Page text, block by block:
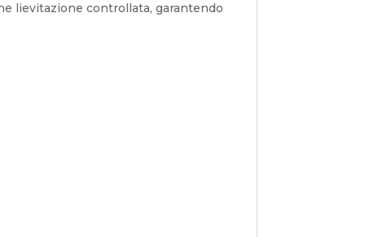
lievitazione controllata, garantendo